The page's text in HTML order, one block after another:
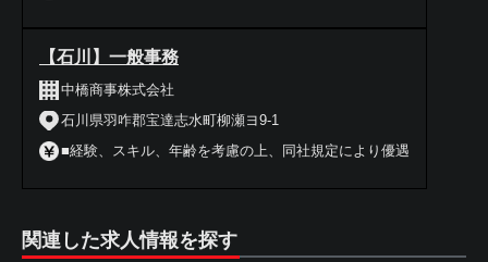
【石川】一般事務
中橋商事株式会社
石川県羽咋郡宝達志水町柳瀬ヨ9-1
■経験、スキル、年齢を考慮の上、同社規定により優遇
関連した求人情報を探す